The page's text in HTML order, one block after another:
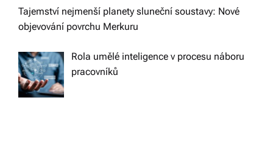
Tajemství nejmenší planety sluneční soustavy: Nové
objevování povrchu Merkuru
Rola umělé inteligence v procesu náboru
pracovníků